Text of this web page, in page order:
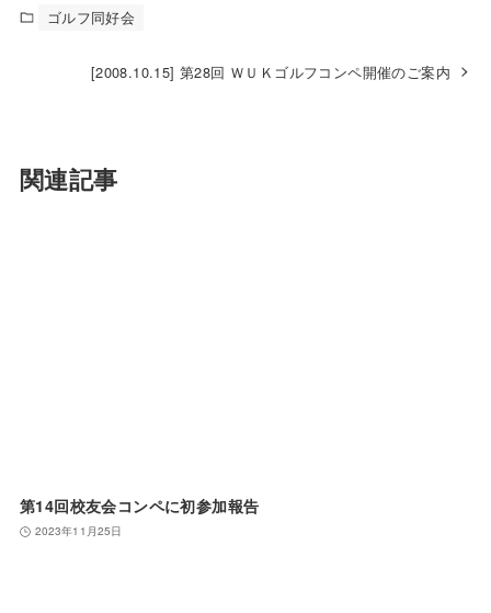
ゴルフ同好会
[2008.10.15] 第28回 ＷＵＫゴルフコンペ開催のご案内
関連記事
第14回校友会コンペに初参加報告
2023年11月25日